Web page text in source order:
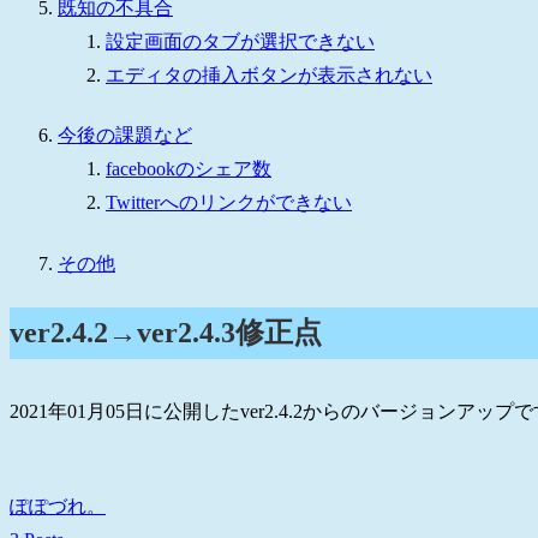
既知の不具合
設定画面のタブが選択できない
エディタの挿入ボタンが表示されない
今後の課題など
facebookのシェア数
Twitterへのリンクができない
その他
ver2.4.2→ver2.4.3修正点
2021年01月05日に公開したver2.4.2からのバージョンアップ
ぽぽづれ。